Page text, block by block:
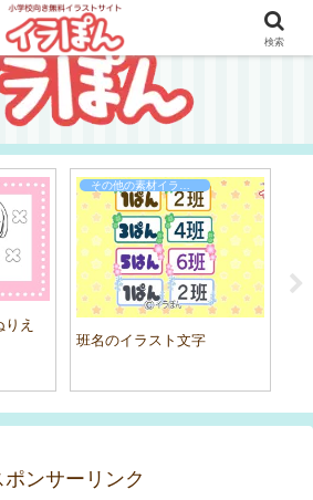
え
班名のイラスト文字
ポンサーリンク
検索